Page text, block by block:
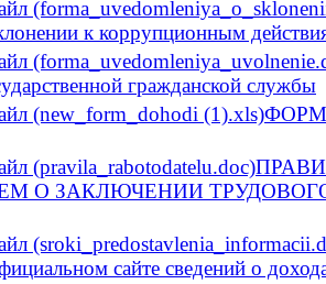
к коррупционным
гражданской службы
ФОРМА
О ЗАКЛЮЧЕНИИ
сайте сведений о